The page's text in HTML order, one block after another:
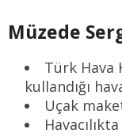
Müzede
Türk Hava
kullandığı
Uçak